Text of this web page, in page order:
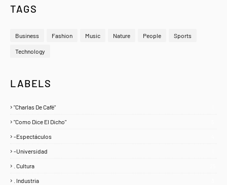
TAGS
Business Fashion Music Nature People Sports
Technology
LABELS
"Charlas De Café"
"Como Dice El Dicho"
-Espectáculos
-Universidad
. Cultura
. Industria